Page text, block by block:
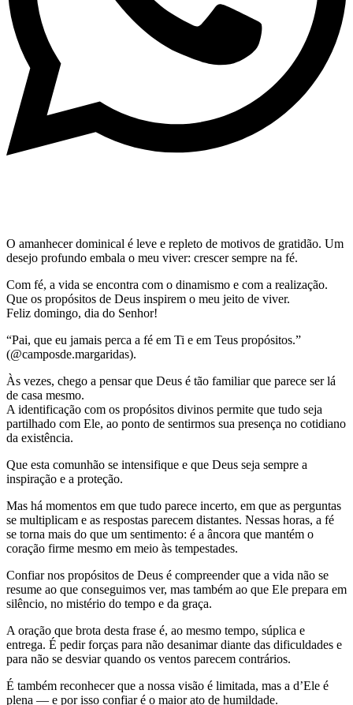
O amanhecer dominical é leve e repleto de motivos de gratidão. Um
desejo profundo embala o meu viver: crescer sempre na fé.
Com fé, a vida se encontra com o dinamismo e com a realização.
Que os propósitos de Deus inspirem o meu jeito de viver.
Feliz domingo, dia do Senhor!
“Pai, que eu jamais perca a fé em Ti e em Teus propósitos.”
(@camposde.margaridas).
Às vezes, chego a pensar que Deus é tão familiar que parece ser lá
de casa mesmo.
A identificação com os propósitos divinos permite que tudo seja
partilhado com Ele, ao ponto de sentirmos sua presença no cotidiano
da existência.
Que esta comunhão se intensifique e que Deus seja sempre a
inspiração e a proteção.
Mas há momentos em que tudo parece incerto, em que as perguntas
se multiplicam e as respostas parecem distantes. Nessas horas, a fé
se torna mais do que um sentimento: é a âncora que mantém o
coração firme mesmo em meio às tempestades.
Confiar nos propósitos de Deus é compreender que a vida não se
resume ao que conseguimos ver, mas também ao que Ele prepara em
silêncio, no mistério do tempo e da graça.
A oração que brota desta frase é, ao mesmo tempo, súplica e
entrega. É pedir forças para não desanimar diante das dificuldades e
para não se desviar quando os ventos parecem contrários.
É também reconhecer que a nossa visão é limitada, mas a d’Ele é
plena — e por isso confiar é o maior ato de humildade.